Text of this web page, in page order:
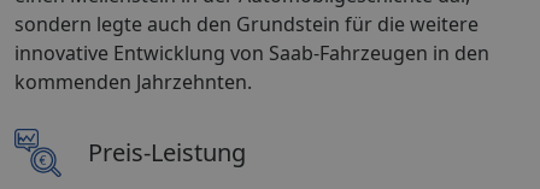
sondern legte auch den Grundstein für die weitere
innovative Entwicklung von Saab-Fahrzeugen in den
kommenden Jahrzehnten.
Preis-Leistung